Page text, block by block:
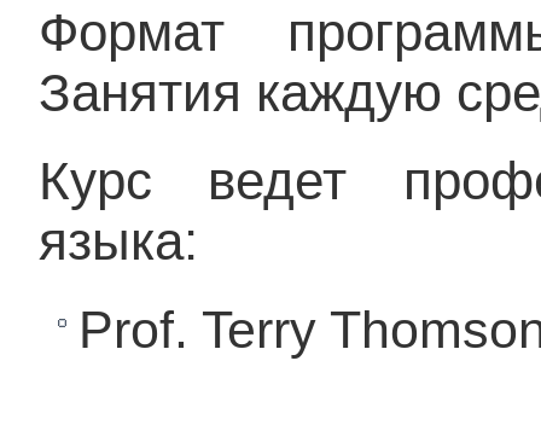
Формат
Занятия каждую
Курс ведет
языка:
Prof. Terry